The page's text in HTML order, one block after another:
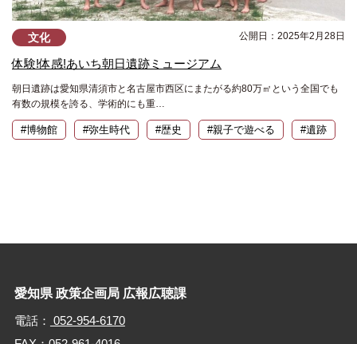
文化 公開日：2025年2月28日
体験!体感!あいち朝日遺跡ミュージアム
朝日遺跡は愛知県清須市と名古屋市西区にまたがる約80万㎡という全国でも
有数の規模を誇る、学術的にも重…
#博物館 #弥生時代 #歴史 #親子で遊べる #遺跡
愛知県 政策企画局 広報広聴課
電話： 052-954-6170